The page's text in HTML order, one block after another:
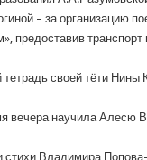
– за организацию
предоставив
своей тёти
вечера научила Алесю
стихи Владимира